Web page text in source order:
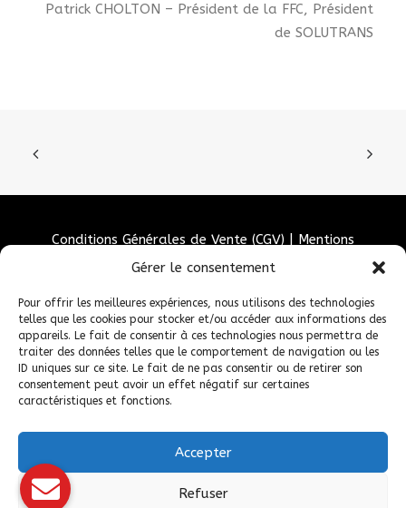
Gérer le consentement
Pour offrir les meilleures expériences, nous utilisons des technologies
telles que les cookies pour stocker et/ou accéder aux informations des
appareils. Le fait de consentir à ces technologies nous permettra de
traiter des données telles que le comportement de navigation ou les
ID uniques sur ce site. Le fait de ne pas consentir ou de retirer son
consentement peut avoir un effet négatif sur certaines
caractéristiques et fonctions.
Accepter
Refuser
Patrick CHOLTON – Président de la FFC, Président
de SOLUTRANS
Conditions Générales de Vente (CGV)
Mentions
Politique de confidentialité
© 2026 Fédération Française de Carrosserie Industrie et Services. |
Tous droits réservés.